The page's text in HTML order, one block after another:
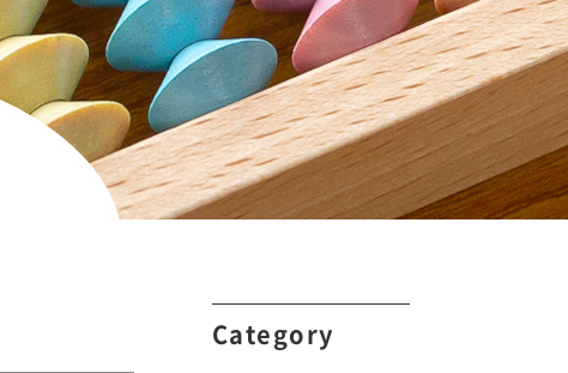
Category